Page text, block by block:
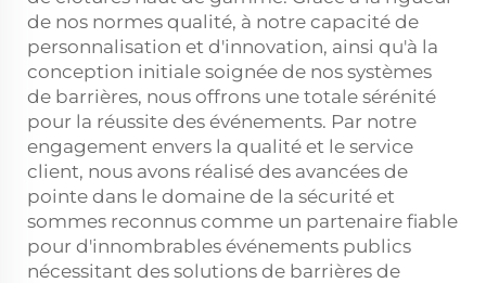
de nos normes qualité, à notre capacité de
personnalisation et d'innovation, ainsi qu'à la
conception initiale soignée de nos systèmes
de barrières, nous offrons une totale sérénité
pour la réussite des événements. Par notre
engagement envers la qualité et le service
client, nous avons réalisé des avancées de
pointe dans le domaine de la sécurité et
sommes reconnus comme un partenaire fiable
pour d'innombrables événements publics
nécessitant des solutions de barrières de